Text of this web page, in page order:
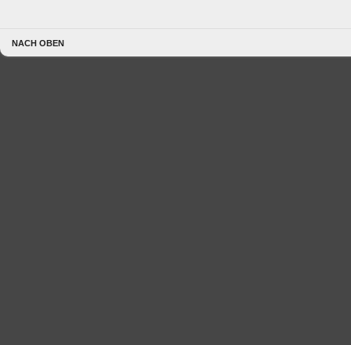
NACH OBEN